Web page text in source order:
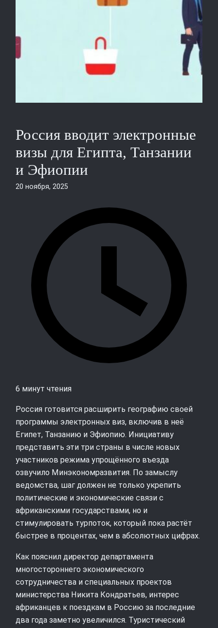
Россия вводит электронные
визы для Египта, Танзании
и Эфиопии
20 ноября, 2025
6 минут чтения
Россия готовится расширить географию своей
программы электронных виз, включив в неё
Египет, Танзанию и Эфиопию. Инициативу
представить эти три страны в числе новых
участников режима упрощённого въезда
озвучило Минэкономразвития. По замыслу
ведомства, шаг должен не только укрепить
политические и экономические связи с
африканскими государствами, но и
стимулировать турпоток, который пока растёт
быстрее в процентах, чем в абсолютных цифрах.
Как пояснил директор департамента
многостороннего экономического
сотрудничества и специальных проектов
министерства Никита Кондратьев, интерес
африканцев к поездкам в Россию за последние
два года заметно увеличился. Туристический